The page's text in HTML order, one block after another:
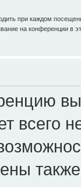
при каждом
на конференции в
всего